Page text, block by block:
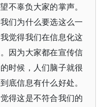
不辜负大家的掌声。
们为什么要选这么一
觉得我们在信息化这
因为大家都在宣传信
时候，人们脑子就很
底信息有什么好处。
得这是不符合我们的